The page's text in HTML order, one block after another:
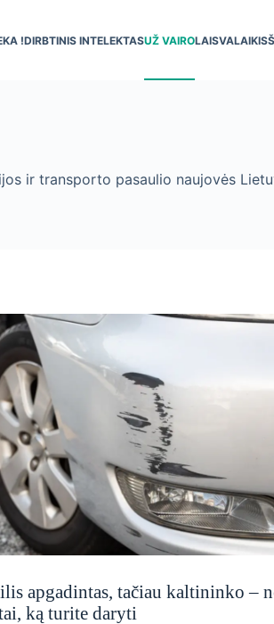
!DIRBTINIS INTELEKTASUŽ VAIROLAISVALAIKIS
ir transporto pasaulio naujovės
apgadintas, tačiau kaltininko –
ką turite daryti